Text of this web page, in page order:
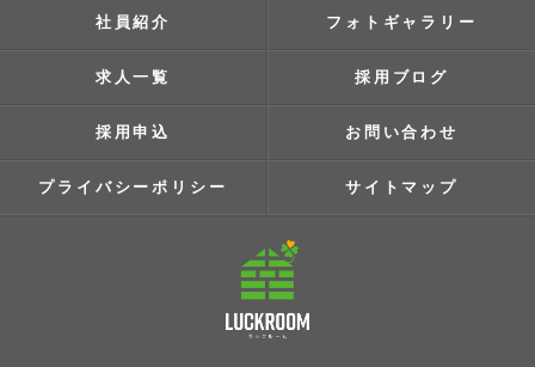
社員紹介 フォトギャラリー
求人一覧 採用ブログ
採用申込 お問い合わせ
プライバシーポリシー サイトマップ